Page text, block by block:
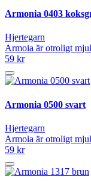
Armonia 0403
Hjertegarn
Armoia är otroligt
59 kr
Armonia 0500 svart
Hjertegarn
Armoia är otroligt
59 kr